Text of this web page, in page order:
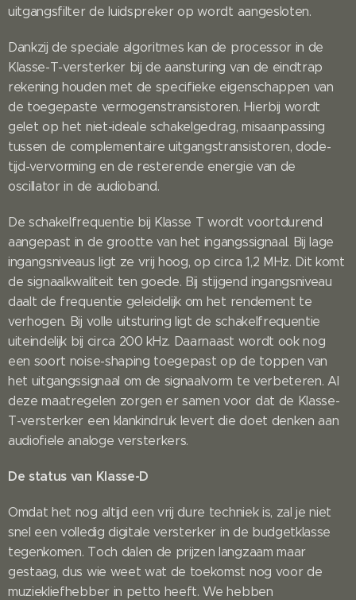
uitgangsfilter de luidspreker op wordt aangesloten.
Dankzij de speciale algoritmes kan de processor in de
Klasse-T-versterker bij de aansturing van de eindtrap
rekening houden met de specifieke eigenschappen van
de toegepaste vermogenstransistoren. Hierbij wordt
gelet op het niet-ideale schakelgedrag, misaanpassing
tussen de complementaire uitgangstransistoren, dode-
tijd-vervorming en de resterende energie van de
oscillator in de audioband.
De schakelfrequentie bij Klasse T wordt voortdurend
aangepast in de grootte van het ingangssignaal. Bij lage
ingangsniveaus ligt ze vrij hoog, op circa 1,2 MHz. Dit komt
de signaalkwaliteit ten goede. Bij stijgend ingangsniveau
daalt de frequentie geleidelijk om het rendement te
verhogen. Bij volle uitsturing ligt de schakelfrequentie
uiteindelijk bij circa 200 kHz. Daarnaast wordt ook nog
een soort noise-shaping toegepast op de toppen van
het uitgangssignaal om de signaalvorm te verbeteren. Al
deze maatregelen zorgen er samen voor dat de Klasse-
T-versterker een klankindruk levert die doet denken aan
audiofiele analoge versterkers.
De status van Klasse-D
Omdat het nog altijd een vrij dure techniek is, zal je niet
snel een volledig digitale versterker in de budgetklasse
tegenkomen. Toch dalen de prijzen langzaam maar
gestaag, dus wie weet wat de toekomst nog voor de
muziekliefhebber in petto heeft. We hebben